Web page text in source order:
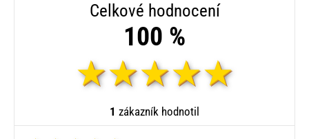
Celkové hodnocení
100 %
1 zákazník hodnotil